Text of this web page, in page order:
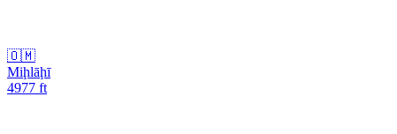
🇴🇲
Miḩlāḩī
4977 ft